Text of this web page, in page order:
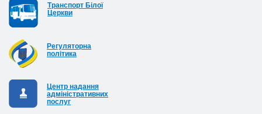
Транспорт Білої
Церкви
Регуляторна
політика
Центр надання
адміністративних
послуг